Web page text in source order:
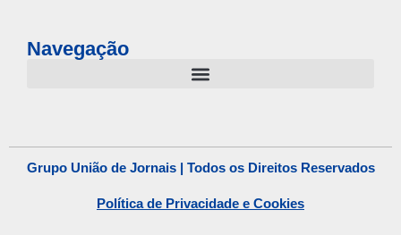
Navegação
Grupo União de Jornais | Todos os Direitos Reservados
Política de Privacidade e Cookies